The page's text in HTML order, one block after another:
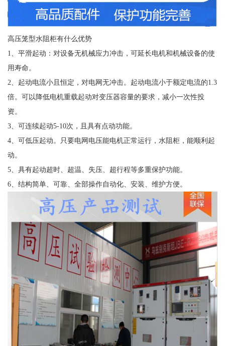
高压笼型水阻柜有什么优势
1、平滑起动：对设备无机械应力冲击，可延长电机和机械设备的使
用寿命。
2、起动电流小且恒定，对电网无冲击。起动电流小于额定电流的1.3
倍。可以降低电机重载起动对变压器容量的要求，减小一次性投
资。
3、可连续起动5-10次，且具有点动功能。
4、可低压起动。只要电网电压能电机正常运行，水阻柜，能顺利起
动。
5、具有起动超时、超温、失压、超行程等多重保护功能。
6、结构简单、可靠、全部操作自动化、安装、维护方便。